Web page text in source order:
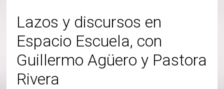
Lazos y discursos en
Espacio Escuela, con
Guillermo Agüero y Pastora
Rivera